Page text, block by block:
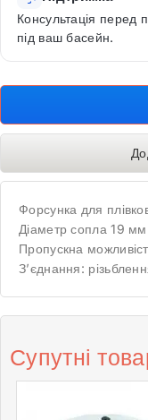
Консультація перед
під ваш басейн.
Форсунка для
Діаметр сопла 19
Пропускна
З’єднання:
Супутні